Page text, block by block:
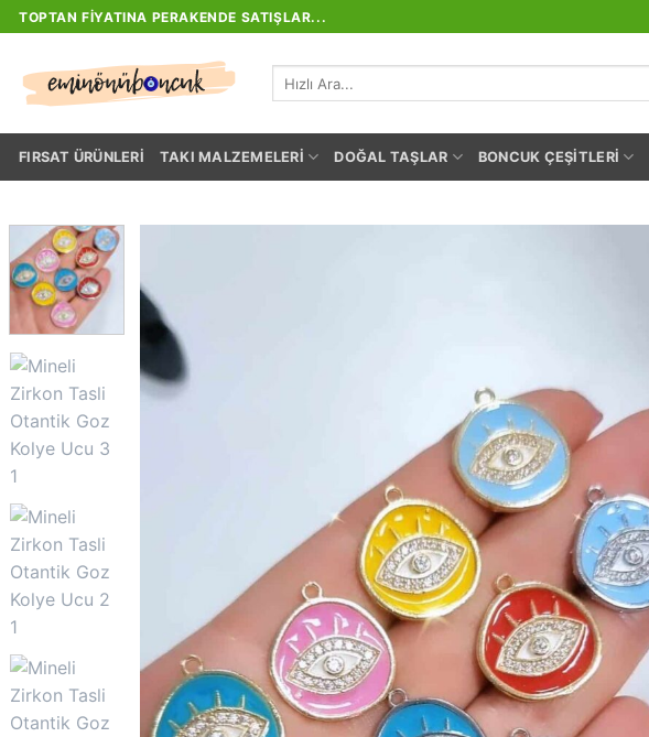
İçeriğe
atla
TOPTAN FIYATINA PERAKENDE SATIŞLAR...
FIRSAT ÜRÜNLERI TAKI MALZEMELERI DOĞAL TAŞLAR BONCUK ÇEŞITLERI